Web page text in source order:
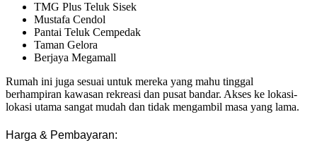
TMG Plus Teluk Sisek
Mustafa Cendol
Pantai Teluk Cempedak
Taman Gelora
Berjaya Megamall
Rumah ini juga sesuai untuk mereka yang mahu tinggal
berhampiran kawasan rekreasi dan pusat bandar. Akses ke lokasi-
lokasi utama sangat mudah dan tidak mengambil masa yang lama.
Harga & Pembayaran: